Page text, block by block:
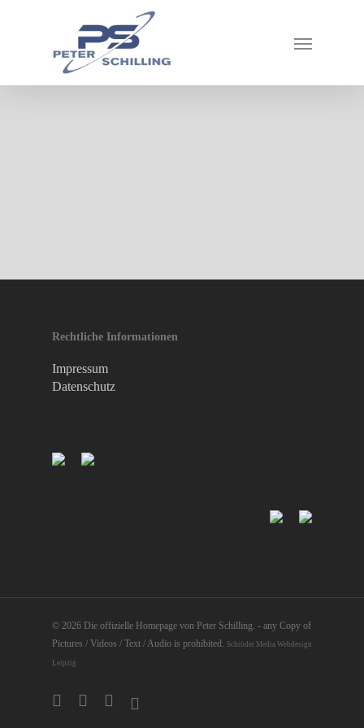
Rechtliche Informationen
Impressum
Datenschutz
© 2026 Die offizielle Homepage von Peter Schilling. - any Copy of
Pictures / Videos / Text / Audio is prohibited. Schröder Media Webdesign
Leipzig